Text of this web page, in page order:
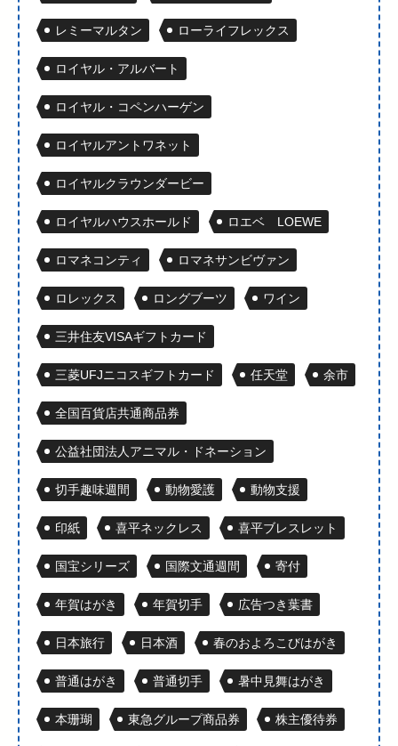
レミーマルタン ローライフレックス
ロイヤル・アルバート
ロイヤル・コペンハーゲン
ロイヤルアントワネット
ロイヤルクラウンダービー
ロイヤルハウスホールド ロエベ LOEWE
ロマネコンティ ロマネサンビヴァン
ロレックス ロングブーツ ワイン
三井住友VISAギフトカード
三菱UFJニコスギフトカード 任天堂 余市
全国百貨店共通商品券
公益社団法人アニマル・ドネーション
切手趣味週間 動物愛護 動物支援
印紙 喜平ネックレス 喜平ブレスレット
国宝シリーズ 国際文通週間 寄付
年賀はがき 年賀切手 広告つき葉書
日本旅行 日本酒 春のおよろこびはがき
普通はがき 普通切手 暑中見舞はがき
本珊瑚 東急グループ商品券 株主優待券